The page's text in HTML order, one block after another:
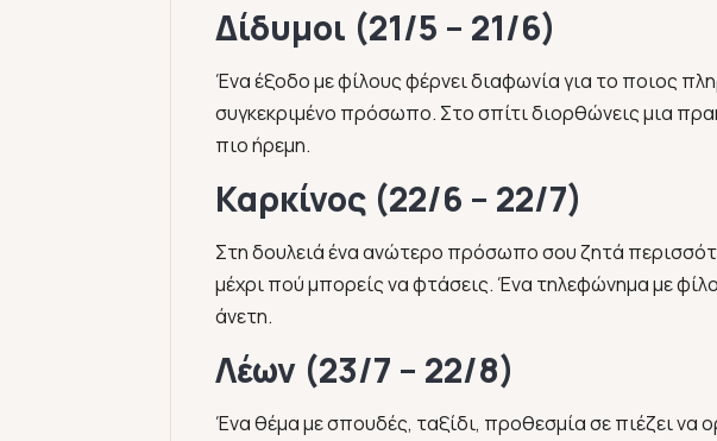
Δίδυμοι (21/5 – 21/6)
Ένα έξοδο με φίλους φέρνει διαφωνία για το ποιος
συγκεκριμένο πρόσωπο. Στο σπίτι διορθώνεις μια
πιο ήρεμη.
Καρκίνος (22/6 – 22/7)
Στη δουλειά ένα ανώτερο πρόσωπο σου ζητά
μέχρι πού μπορείς να φτάσεις. Ένα τηλεφώνημα με
άνετη.
Λέων (23/7 – 22/8)
Ένα θέμα με σπουδές, ταξίδι, προθεσμία σε πιέζει να